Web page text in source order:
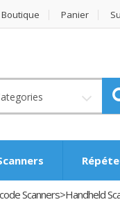
Boutique Panier
Scanners>Handheld